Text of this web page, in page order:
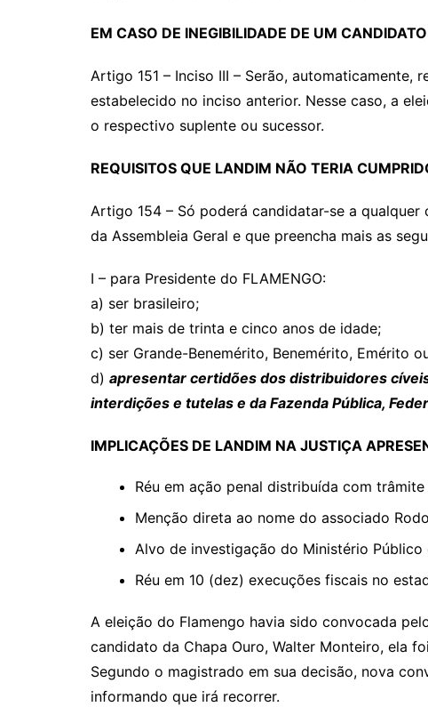
EM CASO DE INEGIBILIDADE DE UM
Artigo 151 – Inciso III – Serão, automaticamente,
estabelecido no inciso anterior. Nesse caso, a
o respectivo suplente ou sucessor.
REQUISITOS QUE LANDIM NÃO TERIA
Artigo 154 – Só poderá candidatar-se a
da Assembleia Geral e que preencha mais as
I – para Presidente do FLAMENGO:
a) ser brasileiro;
b) ter mais de trinta e cinco anos de idade;
c) ser Grande-Benemérito, Benemérito, Emérito
d) apresentar certidões dos distribuidores
interdições e tutelas e da Fazenda Pública,
IMPLICAÇÕES DE LANDIM NA JUSTIÇA
Réu em ação penal distribuída com
Menção direta ao nome do associado
Alvo de investigação do Ministério
Réu em 10 (dez) execuções fiscais no
A eleição do Flamengo havia sido convocada
candidato da Chapa Ouro, Walter Monteiro, ela
Segundo o magistrado em sua decisão, nova
informando que irá recorrer.